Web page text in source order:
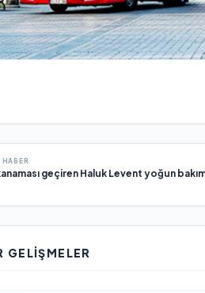
HABER
geçiren Haluk Levent yoğun
GELIŞMELER